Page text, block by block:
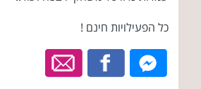
כל הפעילויות חינם !